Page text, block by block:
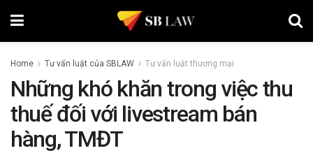
Home Tư vấn luật của SBLAW Tư vấn luật thương mại
Những khó khăn trong việc thu
thuế đối với livestream bán
hàng, TMĐT